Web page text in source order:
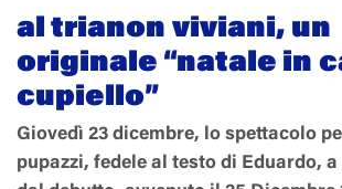
al trianon viviani, un
originale “natale in
cupiello”
Giovedì 23 dicembre, lo spettacolo
pupazzi, fedele al testo di Eduardo, a